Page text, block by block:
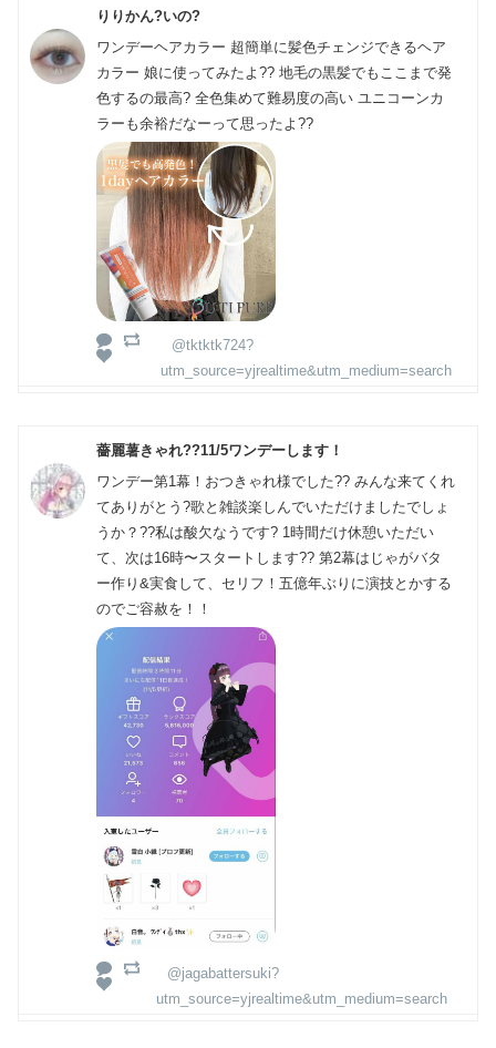
りりかん?いの?
ワンデーヘアカラー 超簡単に髪色チェンジできるヘア
カラー 娘に使ってみたよ?? 地毛の黒髪でもここまで発
色するの最高? 全色集めて難易度の高い ユニコーンカ
ラーも余裕だなーって思ったよ??
@tktktk724?
utm_source=yjrealtime&utm_medium=search
薔麗薯きゃれ??11/5ワンデーします！
ワンデー第1幕！おつきゃれ様でした?? みんな来てくれ
てありがとう?歌と雑談楽しんでいただけましたでしょ
うか？??私は酸欠なうです? 1時間だけ休憩いただい
て、次は16時〜スタートします?? 第2幕はじゃがバタ
ー作り&実食して、セリフ！五億年ぶりに演技とかする
のでご容赦を！！
@jagabattersuki?
utm_source=yjrealtime&utm_medium=search